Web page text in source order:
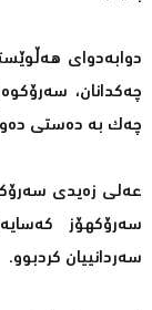
دوابەدوای
چەكدانان،
چەك بە دەستی
عەلی زەیدی
سەرۆكهۆز
سەردانییان كردبوو.